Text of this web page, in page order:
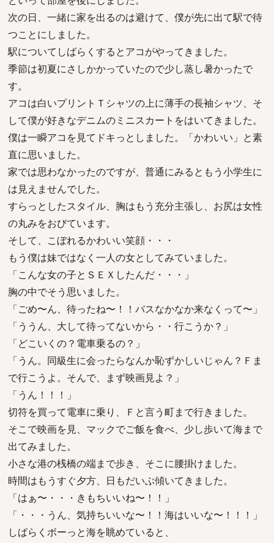
次の日、一緒に家を出るのは避けて、僕が先に出て駅で待
つことにしました。
駅についてしばらくするとアコがやってきました。
季節は初夏にさしかかっていたので少し蒸し暑かったで
す。
アコは白いプリントＴシャツの上に薄手の長袖シャツ、そ
して僕が好きなデニムのミニスカートをはいてきました。
僕は一瞬アコを見てドキっとしました。「かわいい」と素
直に思いました。
家では思わなかったのですが、普通にみるともう小学生に
は見えませんでした。
すらっとしたスタイル、胸はもう充分主張し、お尻は女性
の丸みをおびています。
そして、こぼれるかわいい笑顔・・・
もう僕は妹ではなく一人の女としてみていました。
「こんな女の子とＳＥＸしたんだ・・・」
胸の中でそう思いました。
「ごめ〜ん、待ったね〜！！バスなかなか来なくって〜」
「ううん、大して待ってないから・・行こうか？」
「どこいくの？電車乗るの？」
「うん。同級生に会ったらなんか恥ずかしいじゃん？Ｆま
で行こうよ。そんで、まず映画見よ？」
「うん！！！」
切符を買って電車に乗り、Ｆと言う町まで行きました。
そこで映画を見、マックでご飯を食べ、少し歩いて海まで
出てみました。
小さな港の桟橋の端まで歩き、そこに腰掛けました。
時間はもうすぐ夕方、日もだいぶ傾いてきました。
「はぁ〜・・・きもちいいね〜！！」
「・・・うん、気持ちいいな〜！！海はいいな〜！！！」
しばらくボーっと海を眺めていると、